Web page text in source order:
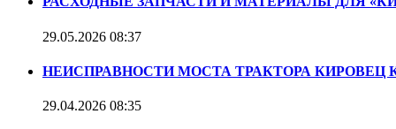
29.05.2026 08:37
НЕИСПРАВНОСТИ МОСТА ТРАКТОРА КИРОВЕЦ
29.04.2026 08:35